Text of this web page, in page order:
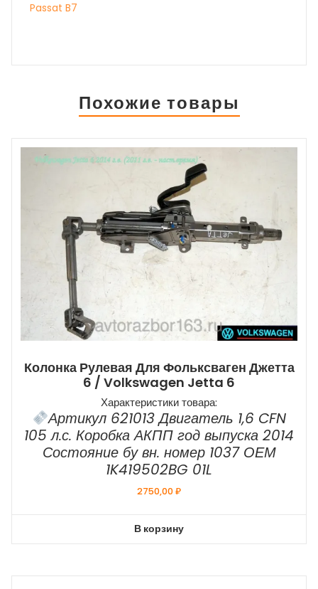
Passat B7
Похожие товары
Колонка Рулевая Для Фольксваген Джетта
6 / Volkswagen Jetta 6
Характеристики товара:
Артикул 621013 Двигатель 1,6 CFN
105 л.с. Коробка АКПП год выпуска 2014
Состояние бу вн. номер 1037 ОЕМ
1K419502BG 01L
2750,00₽
В корзину